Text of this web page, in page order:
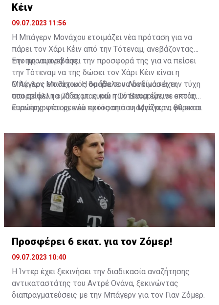
Κέιν
09.07.2023 11:56
Η Μπάγερν Μονάχου ετοιμάζει νέα πρόταση για να
πάρει τον Χάρι Κέιν από την Τότεναμ, ανεβάζοντας
την προσφορά της.
Έτοιμη να ανεβάσει την προσφορά της για να πείσει
την Τότεναμ να της δώσει τον Χάρι Κέιν είναι η
Μπάγερν Μονάχου. Η ομάδα του Λονδίνου έχει
απορρίψει τα 70 εκατ. ευρώ των Βαυαρών, οι οποίοι
επανέρχονται με νέα πρόταση που αγγίζει τα 80 εκατ.
Αυτό αναφέρει η εφημερίδα «Daily Mail», με την
απαιτήσεις της. Οι Άγγλοι επιμένουν στα 100 εκατ.
ευρώ, αν και ο Κέιν μένει ελεύθερος το επόμενο
καλοκαίρι.
Ο Άγγλος επιθετικός θα ήθελε να δοκιμάσει την τύχη
του σε άλλη ομάδα, μιας και η Τότεναμ έμεινε εκτός
Ευρώπης φέτος, ενώ εκτός από τη Μπάγερν, φέρεται
Προσφέρει 6 εκατ. για τον Ζόμερ!
09.07.2023 10:40
Η Ίντερ έχει ξεκινήσει την διαδικασία αναζήτησης
αντικαταστάτης του Αντρέ Ονάνα, ξεκινώντας
διαπραγματεύσεις με την Μπάγερν για τον Γιαν Ζόμερ.